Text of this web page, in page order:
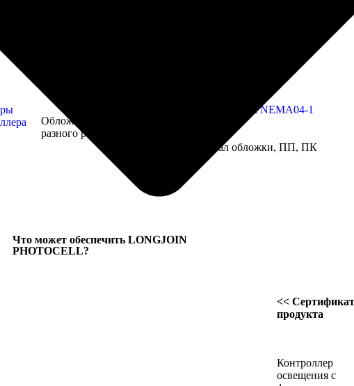
Обложка
разного размера
Разный материал обложки, ПП, ПК
Что может обеспечить LONGJOIN
PHOTOCELL?
<< Сертификат
продукта
Контроллер
освещения с